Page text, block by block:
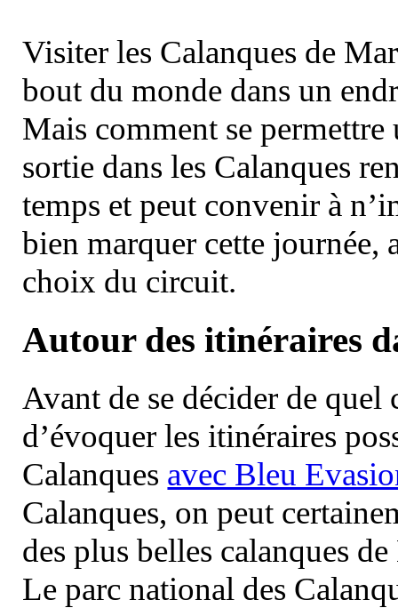
Visiter les Calanques de
bout du monde dans un
Mais comment se permettre
sortie dans les Calanques
temps et peut convenir à
bien marquer cette journée,
choix du circuit.
Autour des itinéraires
Avant de se décider de
d’évoquer les itinéraires
Calanques avec Bleu
Calanques, on peut
des plus belles calanques
Le parc national des